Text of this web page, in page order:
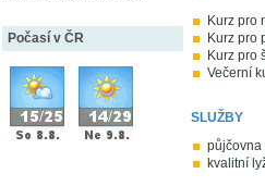
Počasí v ČR
Kurz pro
Kurz pro
Kurz pro
Večerní
SLUŽBY
půjčovna
kvalitní